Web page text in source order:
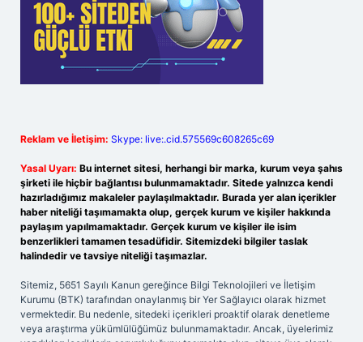
Reklam ve İletişim: Skype: live:.cid.575569c608265c69
Yasal Uyarı: Bu internet sitesi, herhangi bir marka, kurum veya şahıs
şirketi ile hiçbir bağlantısı bulunmamaktadır. Sitede yalnızca kendi
hazırladığımız makaleler paylaşılmaktadır. Burada yer alan içerikler
haber niteliği taşımamakta olup, gerçek kurum ve kişiler hakkında
paylaşım yapılmamaktadır. Gerçek kurum ve kişiler ile isim
benzerlikleri tamamen tesadüfidir. Sitemizdeki bilgiler taslak
halindedir ve tavsiye niteliği taşımazlar.
Sitemiz, 5651 Sayılı Kanun gereğince Bilgi Teknolojileri ve İletişim
Kurumu (BTK) tarafından onaylanmış bir Yer Sağlayıcı olarak hizmet
vermektedir. Bu nedenle, sitedeki içerikleri proaktif olarak denetleme
veya araştırma yükümlülüğümüz bulunmamaktadır. Ancak, üyelerimiz